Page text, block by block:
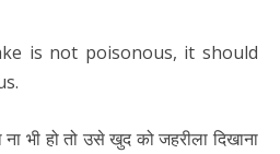
is not poisonous, it should
भी हो तो उसे खुद को जहरीला दिखाना